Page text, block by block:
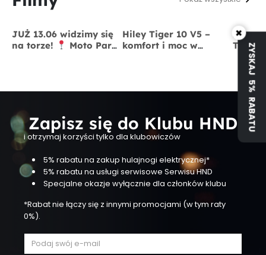
JUŻ 13.06 widzimy się
na torze!
Moto Park
Hiley Tiger 10 V5 –
komfort i moc w
Tiger
x
Zapisz się do Klubu HND
i otrzymaj korzyści tylko dla klubowiczów
5% rabatu na zakup hulajnogi elektrycznej*
5% rabatu na usługi serwisowe Serwisu HND
Specjalne okazje wyłącznie dla członków klubu
*Rabat nie łączy się z innymi promocjami (w tym raty
0%).
×
ZYSKAJ 5% RABATU